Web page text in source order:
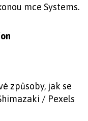
mce Systems.
způsoby, jak se
/ Pexels